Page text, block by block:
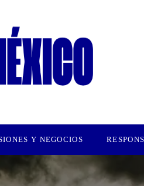
Y NEGOCIOS